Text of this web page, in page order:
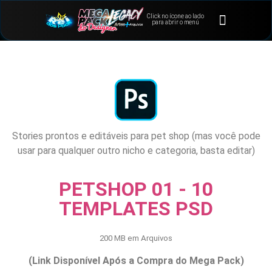
Click no ícone ao lado
para abrir o menú
Stories prontos e editáveis para pet shop (mas você pode
usar para qualquer outro nicho e categoria, basta editar)
PETSHOP 01 - 10
TEMPLATES PSD
200 MB em Arquivos
(Link Disponível Após a Compra do Mega Pack)